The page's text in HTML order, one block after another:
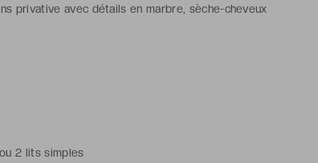
privative avec détails en marbre, sèche-cheveux
2 lits simples